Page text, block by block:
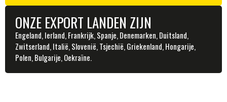
ONZE EXPORT LANDEN ZIJN
Engeland, Ierland, Frankrijk, Spanje, Denemarken, Duitsland,
Zwitserland, Italië, Slovenië, Tsjechië, Griekenland, Hongarije,
Polen, Bulgarije, Oekraïne.